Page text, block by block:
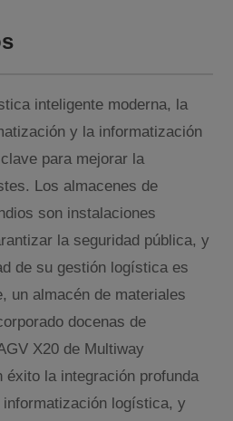
inteligente moderna, la
y la informatización
para mejorar la
Los almacenes de
son instalaciones
la seguridad pública, y
de su gestión logística es
un almacén de materiales
docenas de
X20 de Multiway
éxito la integración profunda
logística, y